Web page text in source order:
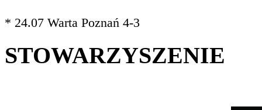
* 24.07 Warta Poznań 4-3
STOWARZYSZENIE